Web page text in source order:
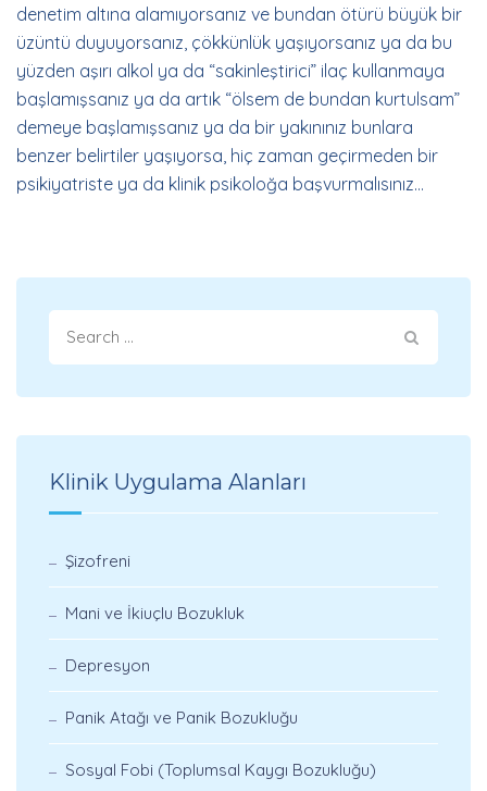
denetim altına alamıyorsanız ve bundan ötürü büyük bir
üzüntü duyuyorsanız, çökkünlük yaşıyorsanız ya da bu
yüzden aşırı alkol ya da “sakinleştirici” ilaç kullanmaya
başlamışsanız ya da artık “ölsem de bundan kurtulsam”
demeye başlamışsanız ya da bir yakınınız bunlara
benzer belirtiler yaşıyorsa, hiç zaman geçirmeden bir
psikiyatriste ya da klinik psikoloğa başvurmalısınız…
Klinik Uygulama Alanları
Şizofreni
Mani ve İkiuçlu Bozukluk
Depresyon
Panik Atağı ve Panik Bozukluğu
Sosyal Fobi (Toplumsal Kaygı Bozukluğu)